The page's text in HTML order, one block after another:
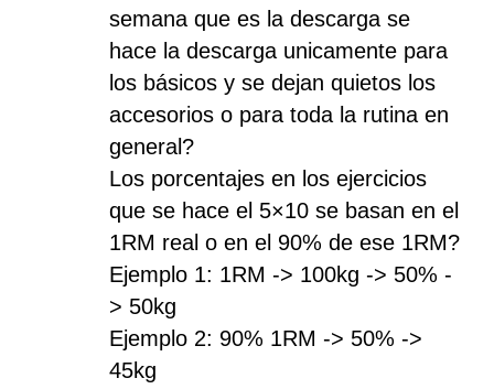
semana que es la descarga se
hace la descarga unicamente para
los básicos y se dejan quietos los
accesorios o para toda la rutina en
general?
Los porcentajes en los ejercicios
que se hace el 5×10 se basan en el
1RM real o en el 90% de ese 1RM?
Ejemplo 1: 1RM -> 100kg -> 50% -
> 50kg
Ejemplo 2: 90% 1RM -> 50% ->
45kg